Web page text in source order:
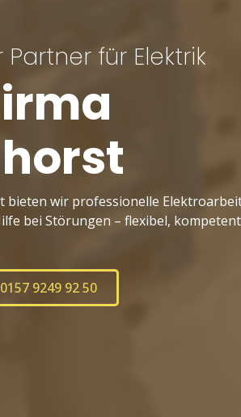
für Elektrik
bieten wir professionelle
bei Störungen – flexibel,
0157 9249 92 50